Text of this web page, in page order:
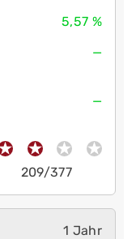
5,57 %
—
—
209/377
1 Jahr